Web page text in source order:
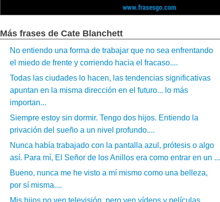
Más frases de Cate Blanchett
No entiendo una forma de trabajar que no sea enfrentando
el miedo de frente y corriendo hacia el fracaso....
Todas las ciudades lo hacen, las tendencias significativas
apuntan en la misma dirección en el futuro... lo más
importan...
Siempre estoy sin dormir. Tengo dos hijos. Entiendo la
privación del sueño a un nivel profundo....
Nunca había trabajado con la pantalla azul, prótesis o algo
así. Para mí, El Señor de los Anillos era como entrar en un ...
Bueno, nunca me he visto a mí mismo como una belleza,
por sí misma....